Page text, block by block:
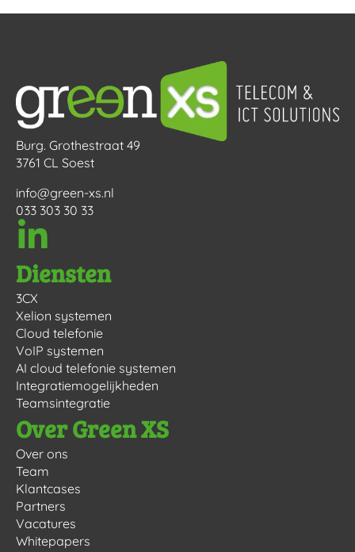
Burg. Grothestraat 49
3761 CL Soest
info@green-xs.nl
033 303 30 33
Diensten
3CX
Xelion systemen
Cloud telefonie
VoIP systemen
AI cloud telefonie systemen
Integratiemogelijkheden
Teamsintegratie
Over Green XS
Over ons
Team
Klantcases
Partners
Vacatures
Whitepapers